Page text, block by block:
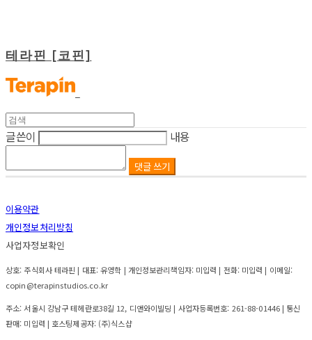
테라핀 [코핀]
글쓴이 내용
댓글 쓰기
이용약관
개인정보처리방침
사업자정보확인
상호: 주식회사 테라핀 | 대표: 유영학 | 개인정보관리책임자: 미입력 | 전화: 미입력 | 이메일:
copin@terapinstudios.co.kr
주소: 서울시 강남구 테헤란로38길 12, 디앤와이빌딩 | 사업자등록번호: 261-88-01446| 통신
판매: 미입력 | 호스팅제공자: (주)식스샵